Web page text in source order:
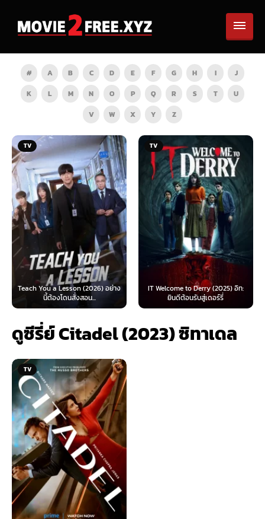
# A B C D E F G H I
J
K
L M N O P Q R S T
U
V
W X Y Z
Lesson (2026) อย่าง
TV
IT Welcome to Derry (2025) อิท:
ยินดีต้อนรับสู่เดอร์รี่
Beyond
ดูซีรี่ย์ Citadel (2023) ซิทาเดล
TV